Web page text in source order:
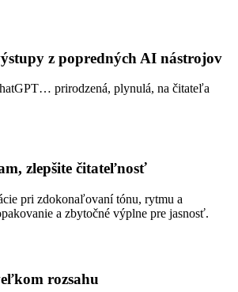
z popredných AI nástrojov
prirodzená, plynulá, na čitateľa
zlepšite čitateľnosť
pri zdokonaľovaní tónu, rytmu a
a zbytočné výplne pre jasnosť.
rozsahu